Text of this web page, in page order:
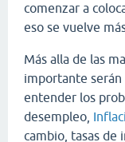
comenzar a
eso se vuelve
Más alla de las
importante serán
entender los
desempleo,
cambio, tasas de